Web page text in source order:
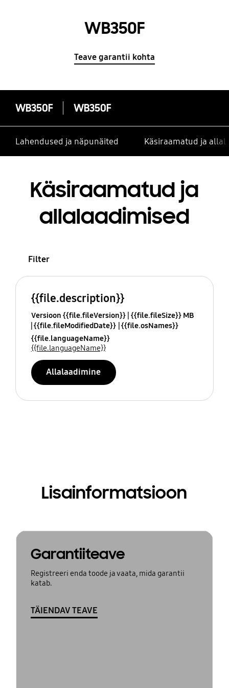
WB350F
Teave garantii kohta
WB350F WB350F
Lahendused ja näpunäited Käsiraamatud ja
Käsiraamatud ja
allalaadimised
Filter
{{file.description}}
Versioon {{file.fileVersion}} {{file.fileSize}} MB
{{file.fileModifiedDate}} {{file.osNames}}
{{file.languageName}}
{{file.languageName}}
Allalaadimine
Lisainformatsioon
Garantiiteave
Registreeri enda toode ja vaata, mida garantii
katab.
TÄIENDAV TEAVE